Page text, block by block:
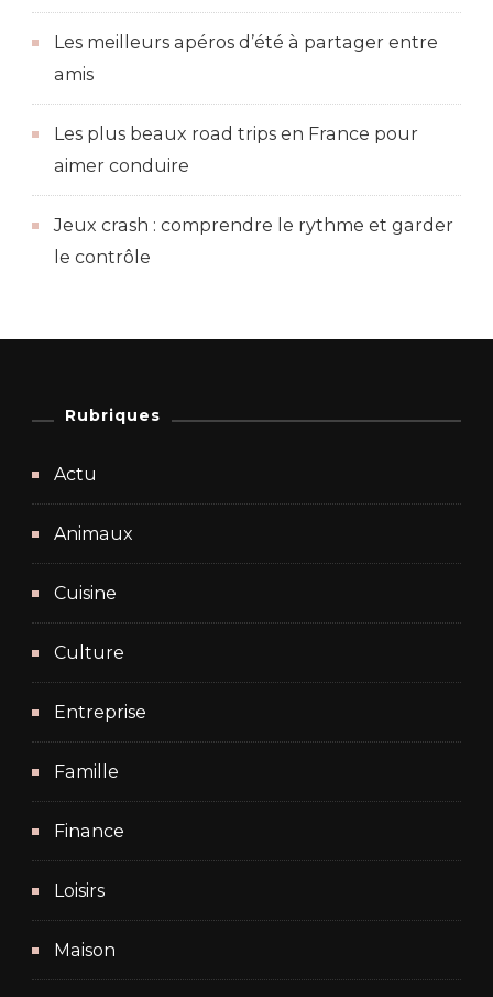
Les meilleurs apéros d’été à partager entre
amis
Les plus beaux road trips en France pour
aimer conduire
Jeux crash : comprendre le rythme et garder
le contrôle
Rubriques
Actu
Animaux
Cuisine
Culture
Entreprise
Famille
Finance
Loisirs
Maison